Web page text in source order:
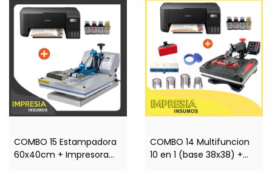
COMBO 15 Estampadora
60x40cm + Impresora
COMBO 14 Multifuncion
10 en 1 (base 38x38) +